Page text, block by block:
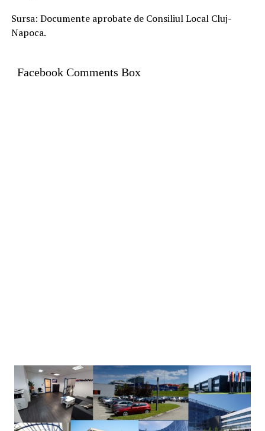
Sursa: Documente aprobate de Consiliul Local Cluj-
Napoca.
Facebook Comments Box